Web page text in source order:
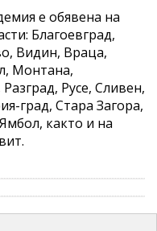
е обявена на
Благоевград,
Видин, Враца,
Монтана,
Русе, Сливен,
град, Стара Загора,
както и на